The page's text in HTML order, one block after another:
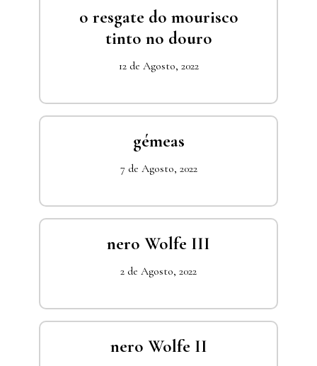
o resgate do mourisco
tinto no douro
12 de Agosto, 2022
gémeas
7 de Agosto, 2022
nero Wolfe III
2 de Agosto, 2022
nero Wolfe II